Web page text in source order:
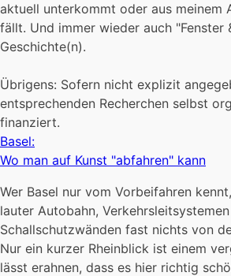
aktuell unterkommt oder aus meinem
fällt. Und immer wieder auch "Fenster
Geschichte(n).
Übrigens: Sofern nicht explizit
entsprechenden Recherchen selbst
finanziert.
Basel:
Wo man auf Kunst "abfahren" kann
Wer Basel nur vom Vorbeifahren
lauter Autobahn,
Schallschutzwänden fast nichts von
Nur ein kurzer Rheinblick ist einem
lässt erahnen, dass es hier richtig